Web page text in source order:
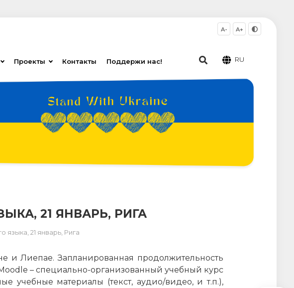
Проекты Контакты Поддержи нас!
A- A+
RU
21 ЯНВАРЬ, РИГА
языка, 21 январь, Рига
и Лиепае. Запланированная продолжительность
– специально-организованный учебный курс
учебные материалы (текст, аудио/видео, и т.п.),